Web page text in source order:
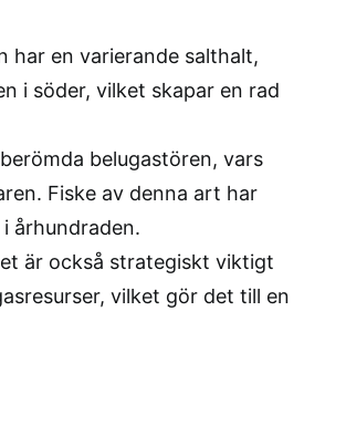
har en varierande salthalt,
i söder, vilket skapar en rad
belugastören, vars
Fiske av denna art har
århundraden.
är också strategiskt viktigt
vilket gör det till en